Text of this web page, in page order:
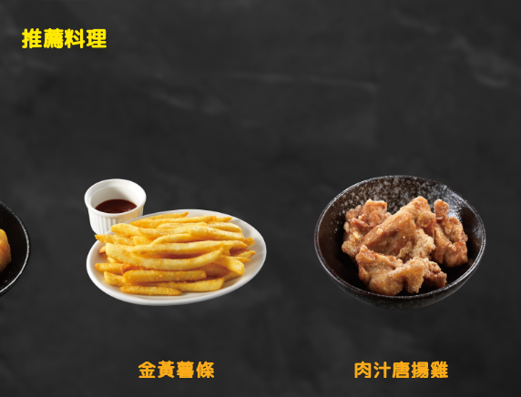
推薦料理
金黃薯條 肉汁唐揚雞